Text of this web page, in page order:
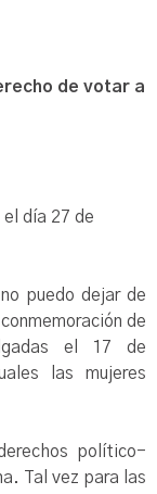
de votar a
día 27 de
puedo dejar de
de
el 17 de
las mujeres
político-
Tal vez para las